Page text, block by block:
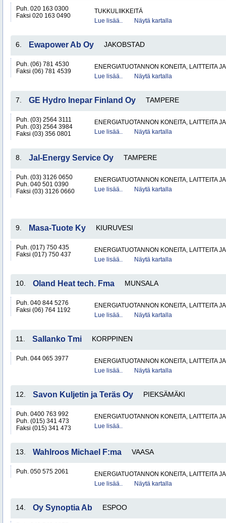
Puh. 020 163 0300
Faksi 020 163 0490
TUKKULIIKKEITÄ
Lue lisää..
Näytä kartalla
6. Ewapower Ab Oy JAKOBSTAD
Puh. (06) 781 4530
Faksi (06) 781 4539
ENERGIATUOTANNON KONEITA, LAITTEITA
Lue lisää..
Näytä kartalla
7. GE Hydro Inepar Finland Oy TAMPERE
Puh. (03) 2564 3111
Puh. (03) 2564 3984
Faksi (03) 356 0801
ENERGIATUOTANNON KONEITA, LAITTEITA
Lue lisää..
Näytä kartalla
8. Jal-Energy Service Oy TAMPERE
Puh. (03) 3126 0650
Puh. 040 501 0390
Faksi (03) 3126 0660
ENERGIATUOTANNON KONEITA, LAITTEITA
Lue lisää..
Näytä kartalla
9. Masa-Tuote Ky KIURUVESI
Puh. (017) 750 435
Faksi (017) 750 437
ENERGIATUOTANNON KONEITA, LAITTEITA
Lue lisää..
Näytä kartalla
10. Oland Heat tech. Fma MUNSALA
Puh. 040 844 5276
Faksi (06) 764 1192
ENERGIATUOTANNON KONEITA, LAITTEITA
Lue lisää..
Näytä kartalla
11. Sallanko Tmi KORPPINEN
Puh. 044 065 3977
ENERGIATUOTANNON KONEITA, LAITTEITA
Lue lisää..
Näytä kartalla
12. Savon Kuljetin ja Teräs Oy PIEKSÄMÄKI
Puh. 0400 763 992
Puh. (015) 341 473
Faksi (015) 341 473
ENERGIATUOTANNON KONEITA, LAITTEITA
Lue lisää..
13. Wahlroos Michael F:ma VAASA
Puh. 050 575 2061
ENERGIATUOTANNON KONEITA, LAITTEITA
Lue lisää..
Näytä kartalla
14. Oy Synoptia Ab ESPOO